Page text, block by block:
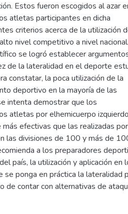
Estos fueron escogidos al azar
atletas participantes en dicha
criterios acerca de la utilización
nivel competitivo a nivel nacional.
se logró establecer
de la lateralidad en el deporte
constatar, la poca utilización de la
deportivo en la mayoría de las
intenta demostrar que los
atletas por elhemicuerpo izquierdo
efectivas que las realizadas
las divisiones de 100 y más de
a los preparadores
país, la utilización y aplicación en
ponga en práctica la lateralidad
de contar con alternativas de